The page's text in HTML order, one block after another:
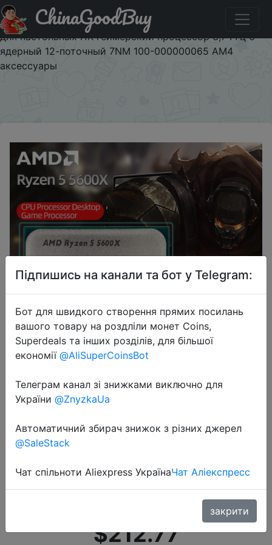
Промокод на знижку NM2IVW93XE04 Новый
процессор AMD Ryzen 5 5600X R5 5600X процессор
для настольных ПК геймерский процессор 3,7 ГГц 6-
ядерный 12-поточный 7NM 100-000000065 AM4
аксессуары
ChinaGoodBuy
2022-04-21
Новый процессор AMD Ryzen 5
5600X R5 5600X процессор для
настольных ПК геймерский
поточный 7NM 100-000000065
AM4 аксессуары
$212.77
Підпишись на канали та бот у Telegram:
Бот для швидкого створення прямих посилань
вашого товару на роздліли монет Coins,
Superdeals та інших розділів, для більшої
економії @AliSuperCoinsBot
Телеграм канал зі знижками виключно для
України @ZnyzkaUa
Автоматичний збирач знижок з різних джерел
@SaleStack
Чат спільноти Aliexpress УкраїнаЧат Аліекспресс
закрити